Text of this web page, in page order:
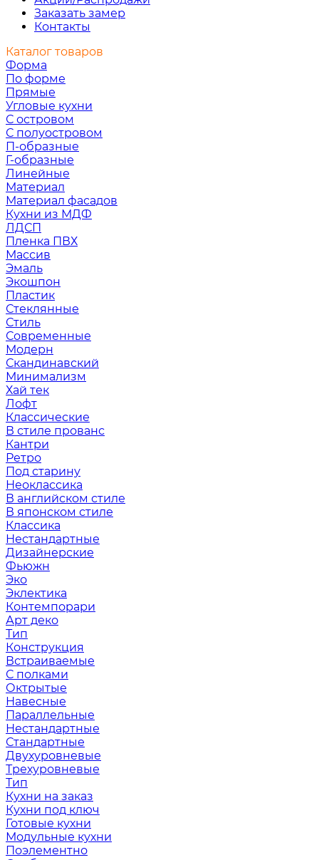
Заказать замер
Контакты
Каталог товаров
Форма
По форме
Прямые
Угловые кухни
С островом
С полуостровом
П-образные
Г-образные
Линейные
Материал
Материал фасадов
Кухни из МДФ
ЛДСП
Пленка ПВХ
Массив
Эмаль
Экошпон
Пластик
Стеклянные
Стиль
Современные
Модерн
Скандинавский
Минимализм
Хай тек
Лофт
Классические
В стиле прованс
Кантри
Ретро
Под старину
Неоклассика
В английском стиле
В японском стиле
Классика
Нестандартные
Дизайнерские
Фьюжн
Эко
Эклектика
Контемпорари
Арт деко
Тип
Конструкция
Встраиваемые
С полками
Октрытые
Навесные
Параллельные
Нестандартные
Стандартные
Двухуровневые
Трехуровневые
Тип
Кухни на заказ
Кухни под ключ
Готовые кухни
Модульные кухни
Поэлементно